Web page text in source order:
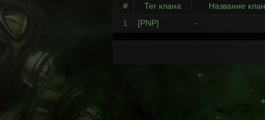
# Тег клана Название
1 [PNP] -